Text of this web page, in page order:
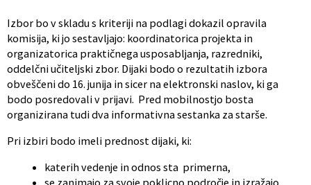
Izbor bo v skladu s kriteriji na podlagi dokazil opravila
komisija, ki jo sestavljajo: koordinatorica projekta in
organizatorica praktičnega usposabljanja, razredniki,
oddelčni učiteljski zbor. Dijaki bodo o rezultatih izbora
obveščeni do 16. junija in sicer na elektronski naslov, ki ga
bodo posredovali v prijavi. Pred mobilnostjo bosta
organizirana tudi dva informativna sestanka za starše.
Pri izbiri bodo imeli prednost dijaki, ki:
katerih vedenje in odnos sta primerna,